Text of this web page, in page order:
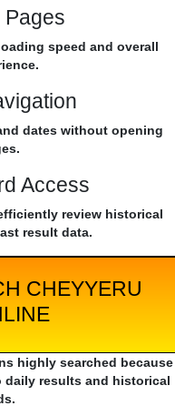
Pages
speed and overall
dates without opening
Access
review historical
result data.
CHEYYERU
highly searched because
daily results and historical